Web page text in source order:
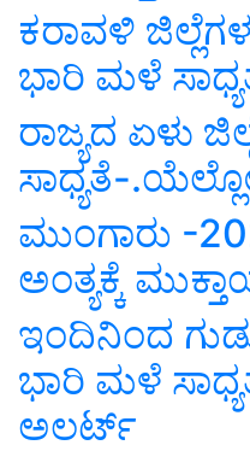
ಕರಾವಳಿ
ಭಾರಿ ಮಳೆ
ರಾಜ್ಯದ ಏಳು
ಸಾಧ್ಯತೆ-
ಮುಂಗಾರು -
ಅಂತ್ಯಕ್ಕೆ
ಇಂದಿನಿಂದ
ಭಾರಿ ಮಳೆ
ಅಲರ್ಟ್